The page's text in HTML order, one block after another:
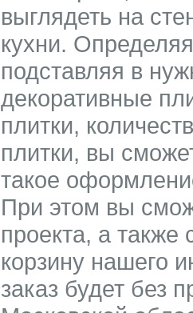
выглядеть на
кухни.
подставляя в
декоративные
плитки,
плитки, вы
такое
При этом вы
проекта, а также
корзину нашего
заказ будет без